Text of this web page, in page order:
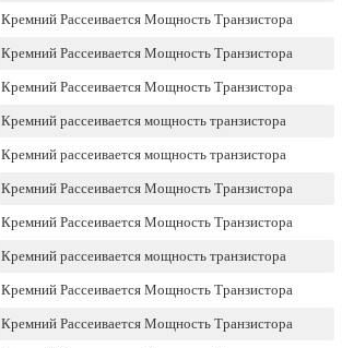
Кремний Рассеивается Мощность Транзистора
Кремний Рассеивается Мощность Транзистора
Кремний Рассеивается Мощность Транзистора
Кремний рассеивается мощность транзистора
Кремний рассеивается мощность транзистора
Кремний Рассеивается Мощность Транзистора
Кремний Рассеивается Мощность Транзистора
Кремний рассеивается мощность транзистора
Кремний Рассеивается Мощность Транзистора
Кремний Рассеивается Мощность Транзистора